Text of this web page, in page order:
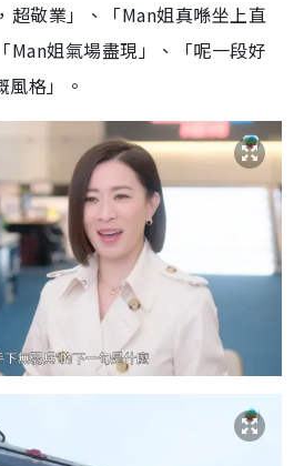
超敬業」、「Man姐真喺坐上直
Man姐氣場盡現」、「呢一段好
風格」。